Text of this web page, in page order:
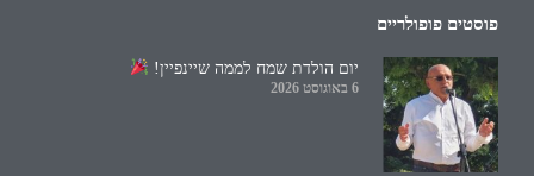
פוסטים פופולריים
יום הולדת שמח לממה שיינפיין!
6 באוגוסט 2026